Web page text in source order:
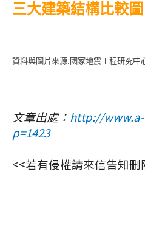
三大建築結構比較圖
資料與圖片來源:國家地震工程研究中
文章出處： http://
p=1423
<<若有侵權請來信告知刪